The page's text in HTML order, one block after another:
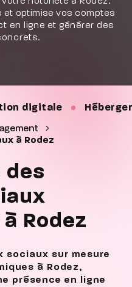
et optimise vos comptes
en ligne et générer des
Hébergement
à Rodez
des
Rodez
sociaux sur mesure
à Rodez,
présence en ligne